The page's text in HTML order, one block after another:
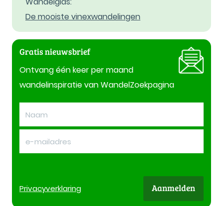
De mooiste vinexwandelingen
Gratis nieuwsbrief
Ontvang één keer per maand
wandelinspiratie van WandelZoekpagina
Privacyverklaring Aanmelden